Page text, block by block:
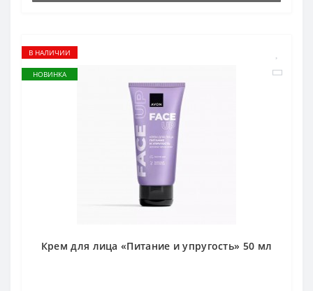
В НАЛИЧИИ
НОВИНКА
Крем для лица «Питание и упругость» 50 мл